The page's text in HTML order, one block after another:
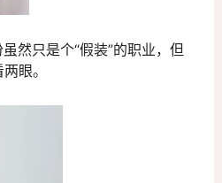
然只是个“假装”的职业，但
眼。